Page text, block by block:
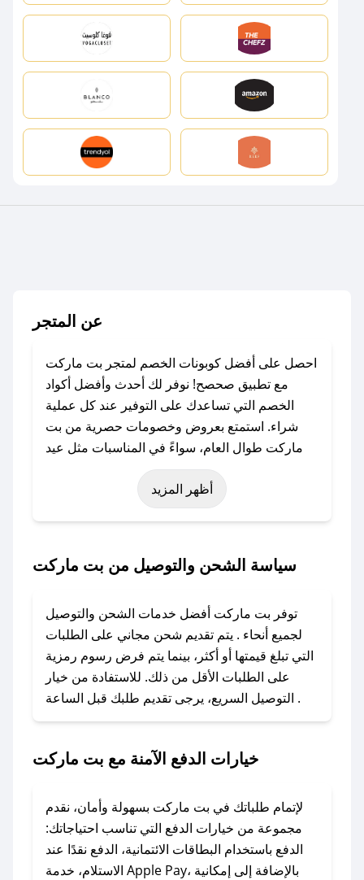
عن المتجر
احصل على أفضل كوبونات الخصم لمتجر بت ماركت
مع تطبيق صحصح! نوفر لك أحدث وأفضل أكواد
الخصم التي تساعدك على التوفير عند كل عملية
شراء. استمتع بعروض وخصومات حصرية من بت
ماركت طوال العام، سواءً في المناسبات مثل عيد
الفطر، عيد الأضحى، الجمعة البيضاء (شهر نوفمبر)،
رمضان، اليوم الوطني، يوم التأسيس، أو حتى عروض
باستخدام تطبيق صحصح، يمكنك العثور بسهولة على
تواصل معنا عبر تويتر أو البريد الإلكتروني لإضافته
بسرعة.
### كيفية استخدام كود خصم بت ماركت؟
1. انسخ كود الخصم من تطبيق صحصح.
2. الصقه في خانة الدفع عند التسوق من بت ماركت.
### ماذا أفعل إذا لم يعمل كود الخصم؟
الرسائل الخاصة على تويتر أو البريد الإلكتروني،
وسنقوم بحل المشكلة في أسرع وقت ممكن.
### ماذا أفعل إذا لم أجد كود خصم لمتجري
أظهر المزيد
سياسة الشحن والتوصيل من بت ماركت
توفر بت ماركت أفضل خدمات الشحن والتوصيل
لجميع أنحاء . يتم تقديم شحن مجاني على الطلبات
التي تبلغ قيمتها أو أكثر، بينما يتم فرض رسوم رمزية
على الطلبات الأقل من ذلك. للاستفادة من خيار
التوصيل السريع، يرجى تقديم طلبك قبل الساعة .
خيارات الدفع الآمنة مع بت ماركت
لإتمام طلباتك في بت ماركت بسهولة وأمان، نقدم
مجموعة من خيارات الدفع التي تناسب احتياجاتك:
الدفع باستخدام البطاقات الائتمانية، الدفع نقدًا عند
الاستلام، خدمة Apple Pay، بالإضافة إلى إمكانية